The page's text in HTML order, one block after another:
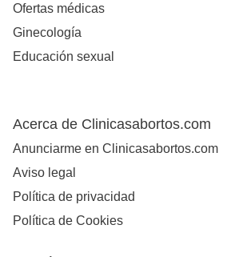
Ofertas médicas
Ginecología
Educación sexual
Acerca de Clinicasabortos.com
Anunciarme en Clinicasabortos.com
Aviso legal
Política de privacidad
Política de Cookies